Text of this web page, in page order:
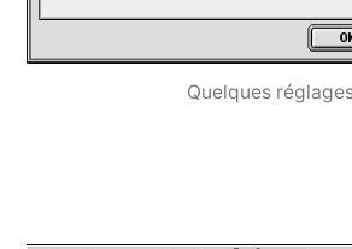
Quelques